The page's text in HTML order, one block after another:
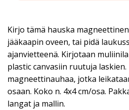
Kirjo tämä hauska
jääkaapin oveen, tai pidä
ajanvietteenä. Kirjotaan
plastic canvasiin ruutuja
magneettinauhaa, jotka
osaan. Koko n. 4x4 cm/osa.
langat ja mallin.